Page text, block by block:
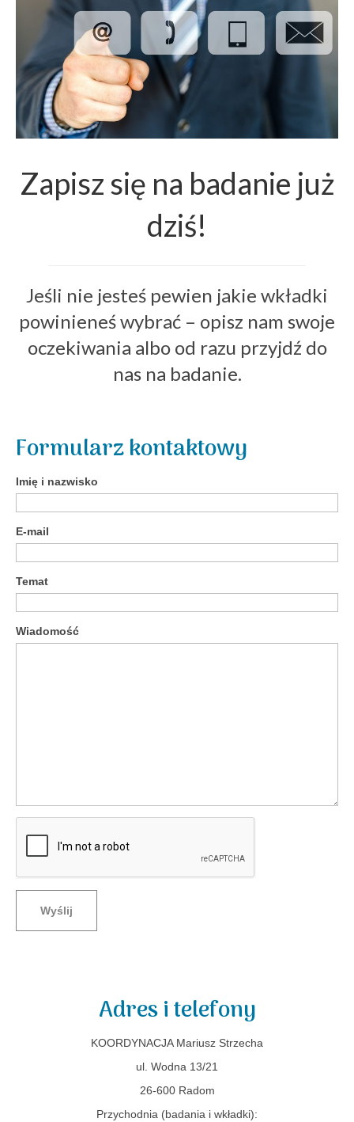
Zapisz się na badanie już
dziś!
Jeśli nie jesteś pewien jakie wkładki
powinieneś wybrać – opisz nam swoje
oczekiwania albo od razu przyjdź do
nas na badanie.
Formularz kontaktowy
Imię i nazwisko
E-mail
Temat
Wiadomość
Wyślij
Adres i telefony
KOORDYNACJA Mariusz Strzecha
ul. Wodna 13/21
26-600 Radom
Przychodnia (badania i wkładki):